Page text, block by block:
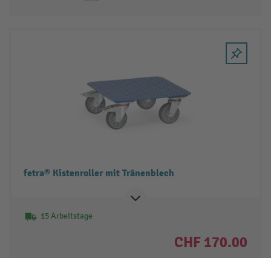
fetra® Kistenroller mit Tränenblech
15 Arbeitstage
CHF 170.00